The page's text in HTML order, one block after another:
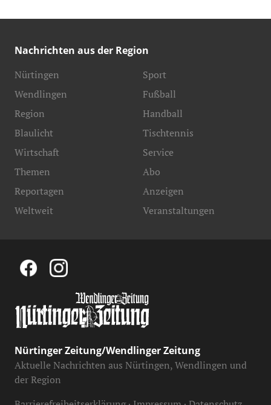
Nachrichten aus der Region
Nürtingen
Wendlingen
Region
Blaulicht
Sport
Fußball
Handball
Tischtennis
Wirtschaft
Themen
Reportagen
Weltweit
Service
Abo
Anzeigen
Veranstaltungen
Nürtinger Zeitung/Wendlinger Zeitung
Aktuelle Nachrichten aus Nürtingen, Wendlingen und
der Region